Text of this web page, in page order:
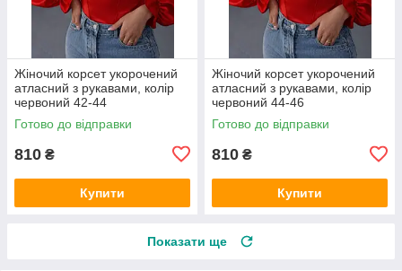
Жіночий корсет укорочений
атласний з рукавами, колір
червоний 42-44
Готово до відправки
810 ₴
Купити
Жіночий корсет укорочений
атласний з рукавами, колір
червоний 44-46
Готово до відправки
810 ₴
Купити
Показати ще